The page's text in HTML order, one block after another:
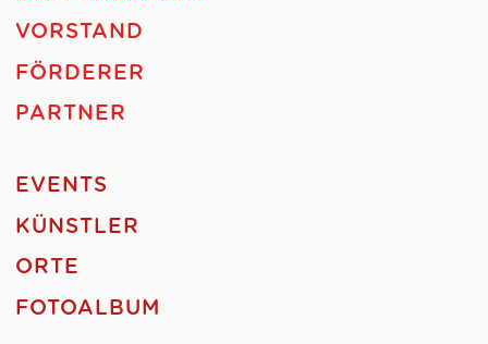
VORSTAND
FÖRDERER
PARTNER
EVENTS
KÜNSTLER
ORTE
FOTOALBUM